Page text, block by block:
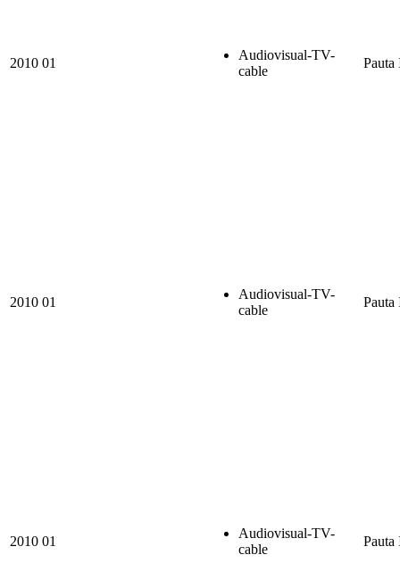
2010 01
Audiovisual-TV-
cable
2010 01
Audiovisual-TV-
cable
2010 01
Audiovisual-TV-
cable